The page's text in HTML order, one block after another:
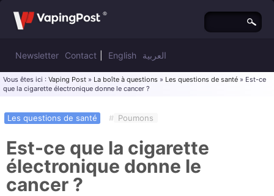
Newsletter Contact English العربية
Vous êtes ici : Vaping Post » La boîte à questions » Les questions de santé » Est-ce
que la cigarette électronique donne le cancer ?
Les questions de santé # Poumons
Est-ce que la cigarette
électronique donne le
cancer ?